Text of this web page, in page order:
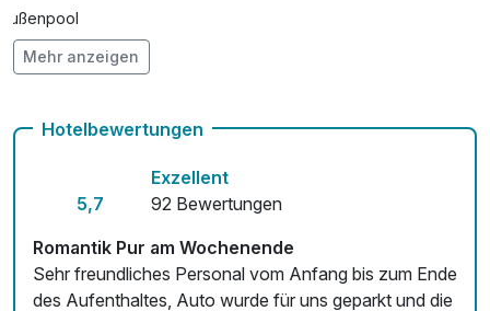
RoLigio® Männersache
pro Person (50 Minuten)
RoLigio® »Auf leichtem Fuß«
Schön locker bleiben - Rückenmassage 55,00 €
Außenpool
Vielseitiger Wellnessbereich
kostenfreie Leihfahrräder
Fitnessgeräte stehen bereit
Kostenloses W-LAN
Mehr anzeigen
Hotelbewertungen
5,7
Exzellent
92 Bewertungen
Romantik Pur am Wochenende
Sehr freundliches Personal vom Anfang bis zum Ende
des Aufenthaltes, Auto wurde für uns geparkt und die